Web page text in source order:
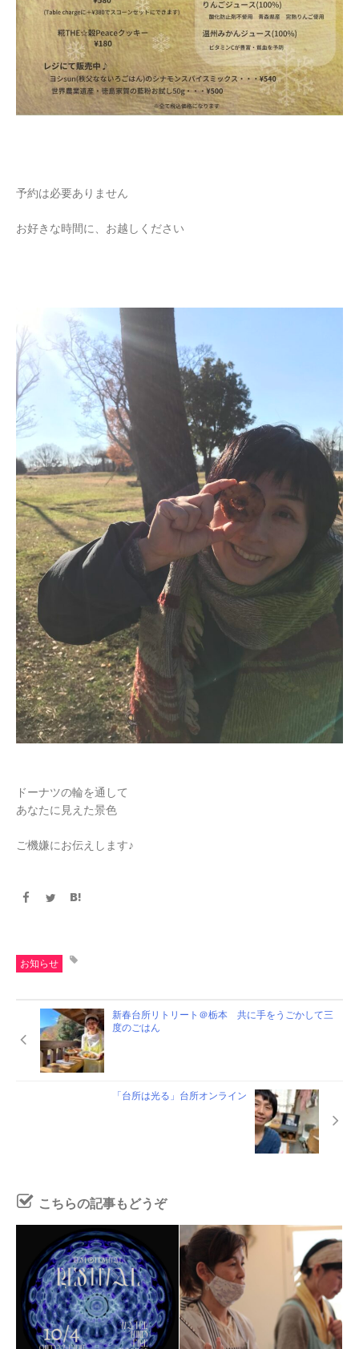
予約は必要ありません
お好きな時間に、お越しください
ドーナツの輪を通して
あなたに見えた景色
ご機嫌にお伝えします♪
お知らせ
新春台所リトリート＠栃本 共に手をうごかして三
度のごはん
「台所は光る」台所オンライン
こちらの記事もどうぞ